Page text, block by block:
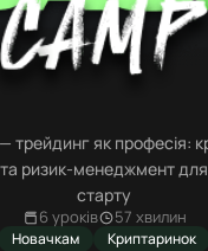
— трейдинг як професія:
та ризик-менеджмент
старту
6 уроків 57 хвилин
Новачкам Криптаринок